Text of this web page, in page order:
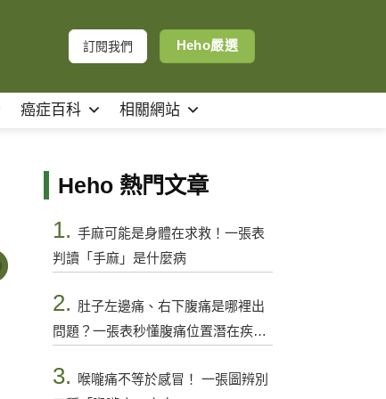
訂閱我們 Heho嚴選
癌症百科 相關網站
Heho 熱門文章
1. 手麻可能是身體在求救！一張表
判讀「手麻」是什麼病
2. 肚子左邊痛、右下腹痛是哪裡出
問題？一張表秒懂腹痛位置潛在疾病
3.
喉嚨痛不等於感冒！ 一張圖辨別